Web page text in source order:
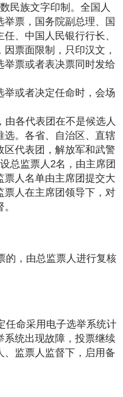
民族文字印制。全国人
举票，国务院副总理、国
、中国人民银行行长、
票面限制，只印汉文，
举票或者表决票同时发给
或者决定任命时，会场
各代表团在不是候选人
选。各省、自治区、直辖
区代表团，解放军和武警
总监票人2名，由主席团
人名单由主席团提交大
票人在主席团领导下，对
的，由总监票人进行复核
任命采用电子选举系统计
系统出现故障，投票继续
监票人监督下，启用备